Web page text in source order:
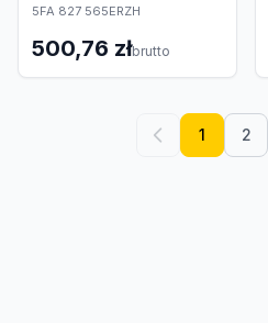
5FA 827 565ERZH
500,76 złbrutto
1 2